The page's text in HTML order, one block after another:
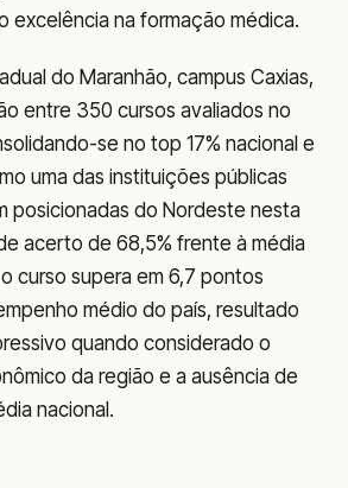
excelência na formação médica.
do Maranhão, campus Caxias,
entre 350 cursos avaliados no
se no top 17% nacional e
uma das instituições públicas
posicionadas do Nordeste nesta
acerto de 68,5% frente à média
curso supera em 6,7 pontos
médio do país, resultado
quando considerado o
da região e a ausência de
nacional.